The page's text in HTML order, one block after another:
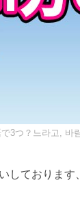
で3つ？느라고,
しておりま